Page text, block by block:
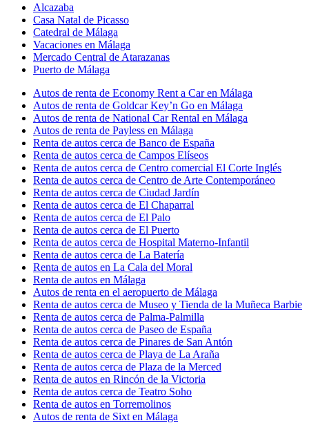
Alcazaba
Casa Natal de Picasso
Catedral de Málaga
Vacaciones en Málaga
Mercado Central de Atarazanas
Puerto de Málaga
Autos de renta de Economy Rent a Car en Málaga
Autos de renta de Goldcar Key’n Go en Málaga
Autos de renta de National Car Rental en Málaga
Autos de renta de Payless en Málaga
Renta de autos cerca de Banco de España
Renta de autos cerca de Campos Elíseos
Renta de autos cerca de Centro comercial El Corte Inglés
Renta de autos cerca de Centro de Arte Contemporáneo
Renta de autos cerca de Ciudad Jardín
Renta de autos cerca de El Chaparral
Renta de autos cerca de El Palo
Renta de autos cerca de El Puerto
Renta de autos cerca de Hospital Materno-Infantil
Renta de autos cerca de La Batería
Renta de autos en La Cala del Moral
Renta de autos en Málaga
Autos de renta en el aeropuerto de Málaga
Renta de autos cerca de Museo y Tienda de la Muñeca Barbie
Renta de autos cerca de Palma-Palmilla
Renta de autos cerca de Paseo de España
Renta de autos cerca de Pinares de San Antón
Renta de autos cerca de Playa de La Araña
Renta de autos cerca de Plaza de la Merced
Renta de autos en Rincón de la Victoria
Renta de autos cerca de Teatro Soho
Renta de autos en Torremolinos
Autos de renta de Sixt en Málaga